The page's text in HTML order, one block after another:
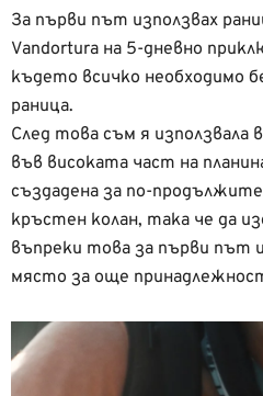
За първи път използвах
Vandortura на 5-дневно
където всичко необходимо
раница.
След това съм я използвала
във високата част на
създадена за по-
кръстен колан, така че да
въпреки това за първи път
място за още